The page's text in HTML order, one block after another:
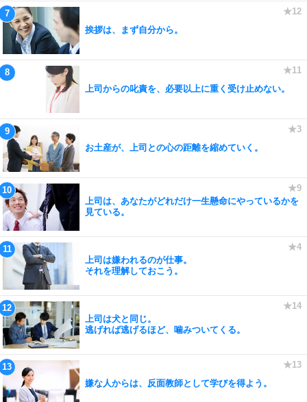
挨拶は、まず自分から。
上司からの叱責を、必要以上に重く受け止めない。
お土産が、上司との心の距離を縮めていく。
上司は、あなたがどれだけ一生懸命にやっているかを
見ている。
上司は嫌われるのが仕事。
それを理解しておこう。
上司は犬と同じ。
逃げれば逃げるほど、噛みついてくる。
嫌な人からは、反面教師として学びを得よう。